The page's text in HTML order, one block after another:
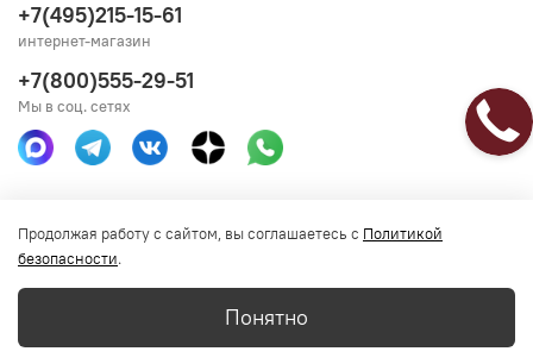
Получить консультацию
+7(495)215-15-61
интернет-магазин
+7(800)555-29-51
Мы в соц. сетях
Продолжая работу с сайтом, вы соглашаетесь с Политикой
безопасности.
Понятно